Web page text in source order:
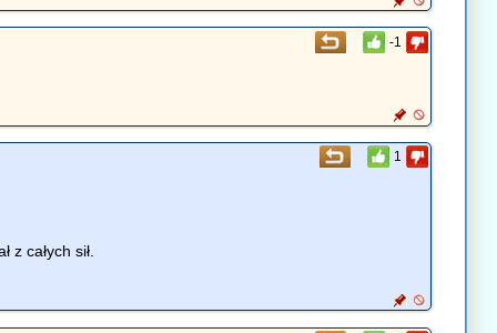
-1
1
całych sił.